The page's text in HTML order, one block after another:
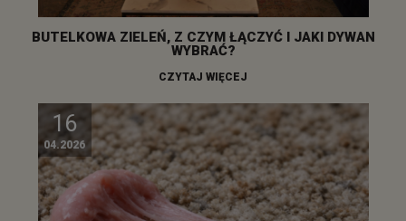
BUTELKOWA ZIELEŃ, Z CZYM ŁĄCZYĆ I JAKI DYWAN
WYBRAĆ?
CZYTAJ WIĘCEJ
16
04.2026